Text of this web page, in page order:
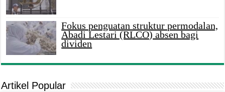
Fokus penguatan struktur permodalan,
Abadi Lestari (RLCO) absen bagi
dividen
Artikel Popular